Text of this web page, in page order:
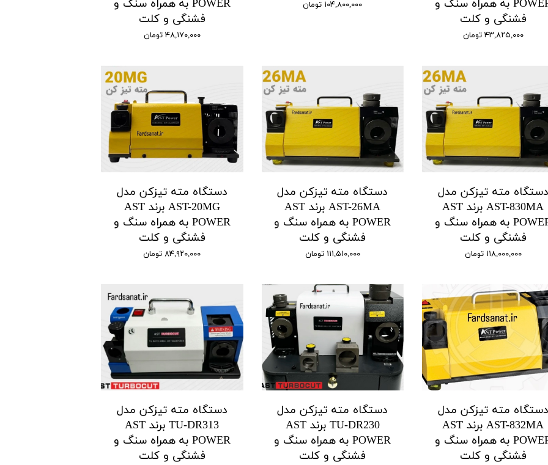
POWER به همراه سنگ و
فشنگی و کلت
۴۳,۸۲۵,۰۰۰ تومان
۱۰۴,۸۰۰,۰۰۰ تومان
POWER به همراه سنگ و
فشنگی و کلت
۴۸,۱۷۰,۰۰۰ تومان
دستگاه مته تیزکن مدل
AST-830MA برند AST
POWER به همراه سنگ و
فشنگی و کلت
۱۱۸,۰۰۰,۰۰۰ تومان
دستگاه مته تیزکن مدل
AST-26MA برند AST
POWER به همراه سنگ و
فشنگی و کلت
۱۱۱,۵۱۰,۰۰۰ تومان
دستگاه مته تیزکن مدل
AST-20MG برند AST
POWER به همراه سنگ و
فشنگی و کلت
۸۴,۹۲۰,۰۰۰ تومان
دستگاه مته تیزکن مدل
AST-832MA برند AST
POWER به همراه سنگ و
فشنگی و کلت
دستگاه مته تیزکن مدل
TU-DR230 برند AST
POWER به همراه سنگ و
فشنگی و کلت
دستگاه مته تیزکن مدل
TU-DR313 برند AST
POWER به همراه سنگ و
فشنگی و کلت